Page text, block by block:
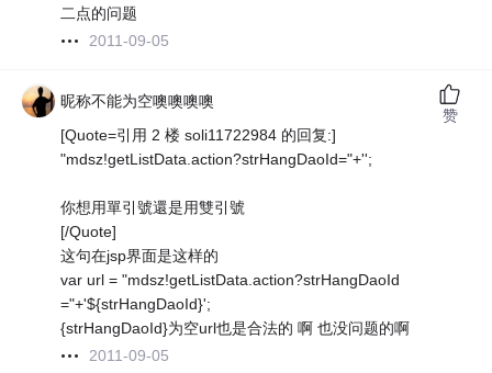
二点的问题
2011-09-05
昵称不能为空噢噢噢噢
[Quote=引用 2 楼 soli11722984 的回复:]
"mdsz!getListData.action?strHangDaoId="+'';
你想用單引號還是用雙引號
[/Quote]
这句在jsp界面是这样的
var url = "mdsz!getListData.action?strHangDaoId
="+'${strHangDaoId}';
{strHangDaoId}为空url也是合法的 啊 也没问题的啊
2011-09-05
赞